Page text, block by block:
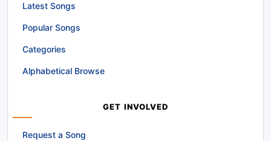
Latest Songs
Popular Songs
Categories
Alphabetical Browse
GET INVOLVED
Request a Song